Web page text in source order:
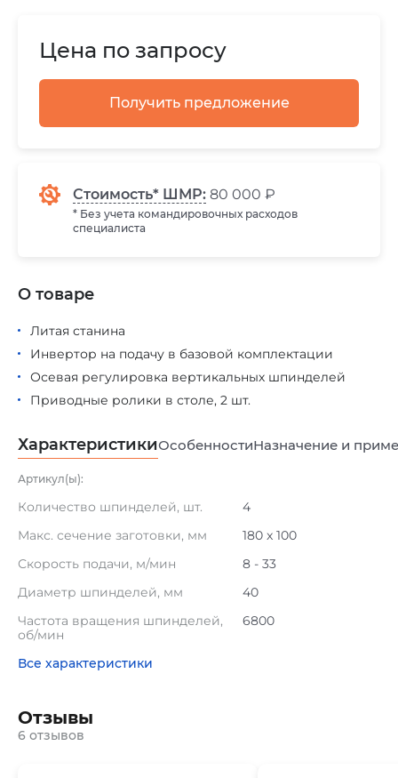
Цена по запросу
Получить предложение
Стоимость* ШМР: 80 000 ₽
* Без учета командировочных расходов
специалиста
Литая станина
Инвертор на подачу в базовой комплектации
Осевая регулировка вертикальных шпинделей
Приводные ролики в столе, 2 шт.
О товаре
ХарактеристикиОсобенностиНазначение и
Артикул(ы):
Количество шпинделей, шт.
4
Макс. сечение заготовки, мм
180 x 100
Скорость подачи, м/мин
8 - 33
Диаметр шпинделей, мм
40
Частота вращения шпинделей,
об/мин
6800
Все характеристики
Отзывы
6 отзывов